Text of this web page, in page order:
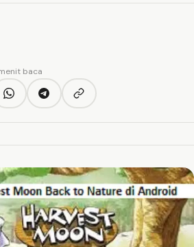
baca
X
WhatsAppTelegramCopy link